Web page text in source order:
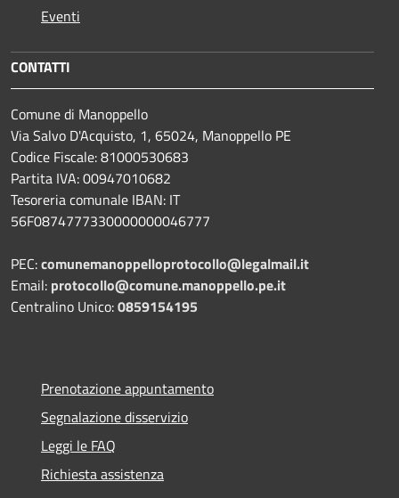
Eventi
CONTATTI
Comune di Manoppello
Via Salvo D'Acquisto, 1, 65024, Manoppello PE
Codice Fiscale: 81000530683
Partita IVA: 00947010682
Tesoreria comunale IBAN: IT
56F0874777330000000046777
PEC:comunemanoppelloprotocollo@legalmail.it
Email: protocollo@comune.manoppello.pe.it
Centralino Unico:0859154195
Prenotazione appuntamento
Segnalazione disservizio
Leggi le FAQ
Richiesta assistenza